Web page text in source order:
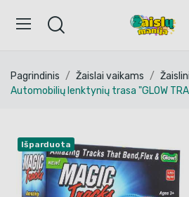
Pagrindinis Žaislai vaikams
Automobilių lenktynių trasa "GLOW
Išparduota